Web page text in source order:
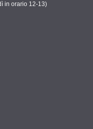
in orario 12-13)